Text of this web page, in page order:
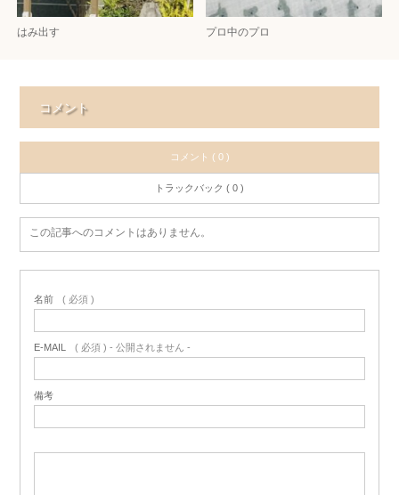
はみ出す プロ中のプロ
コメント
コメント ( 0 )
トラックバック ( 0 )
この記事へのコメントはありません。
名前 ( 必須 )
E-MAIL ( 必須 ) - 公開されません -
備考